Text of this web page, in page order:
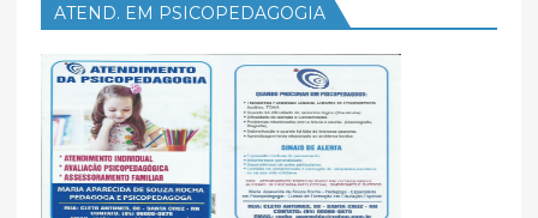
ATEND. EM PSICOPEDAGOGIA